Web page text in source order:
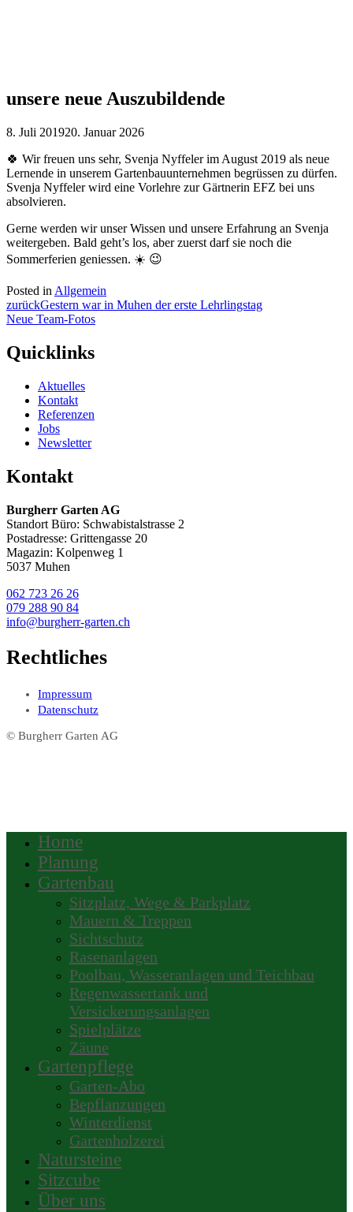
unsere neue Auszubildende
8. Juli 201920. Januar 2026
🍀 Wir freuen uns sehr, Svenja Nyffeler im August 2019 als neue
Lernende in unserem Gartenbauunternehmen begrüssen zu dürfen.
Svenja Nyffeler wird eine Vorlehre zur Gärtnerin EFZ bei uns
absolvieren.
Gerne werden wir unser Wissen und unsere Erfahrung an Svenja
weitergeben. Bald geht’s los, aber zuerst darf sie noch die
Sommerferien geniessen. ☀️ 😉
Posted in Allgemein
zurück
Beitragsnavigation
Gestern war in Muhen der erste Lehrlingstag
Neue Team-Fotos
Quicklinks
Aktuelles
Kontakt
Referenzen
Jobs
Newsletter
Kontakt
Burgherr Garten AG
Standort Büro: Schwabistalstrasse 2
Postadresse: Grittengasse 20
Magazin: Kolpenweg 1
5037 Muhen
062 723 26 26
079 288 90 84
info@burgherr-garten.ch
Rechtliches
Impressum
Datenschutz
© Burgherr Garten AG
Home
Planung
Gartenbau
Sitzplatz, Wege & Parkplatz
Mauern & Treppen
Sichtschutz
Rasenanlagen
Poolbau, Wasseranlagen und Teichbau
Regenwassertank und
Versickerungsanlagen
Spielplätze
Zäune
Gartenpflege
Garten-Abo
Bepflanzungen
Winterdienst
Gartenholzerei
Natursteine
Sitzcube
Über uns